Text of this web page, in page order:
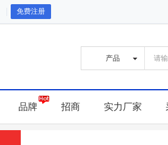
免费注册
品牌 招商 实力厂家